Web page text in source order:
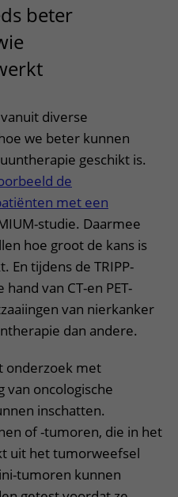
beter
diverse
we beter kunnen
geschikt is.
de
met een
studie. Daarmee
hoe groot de kans is
tijdens de TRIPP-
van CT-en PET-
van nierkanker
dan andere.
onderzoek met
van oncologische
inschatten.
of -tumoren, die in het
uit het tumorweefsel
tumoren kunnen